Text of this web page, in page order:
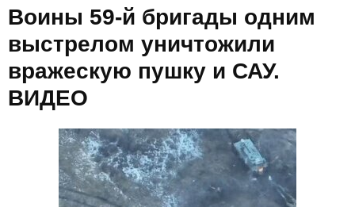
Воины 59-й бригады одним
выстрелом уничтожили
вражескую пушку и САУ.
ВИДЕО